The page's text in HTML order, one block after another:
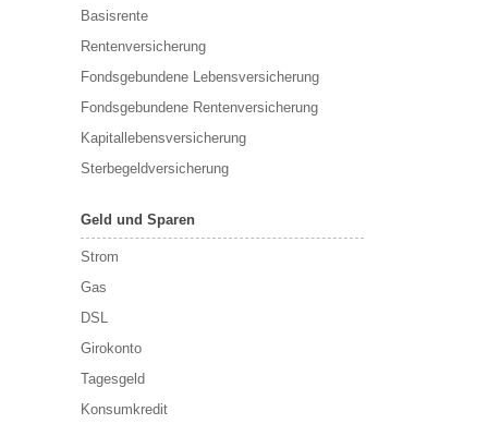
Basisrente
Rentenversicherung
Fondsgebundene Lebensversicherung
Fondsgebundene Rentenversicherung
Kapitallebensversicherung
Sterbegeldversicherung
Geld und Sparen
Strom
Gas
DSL
Girokonto
Tagesgeld
Konsumkredit